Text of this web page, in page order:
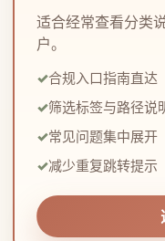
适合经常查看分类
户。
合规入口指南直达
筛选标签与路径说
常见问题集中展开
减少重复跳转提示